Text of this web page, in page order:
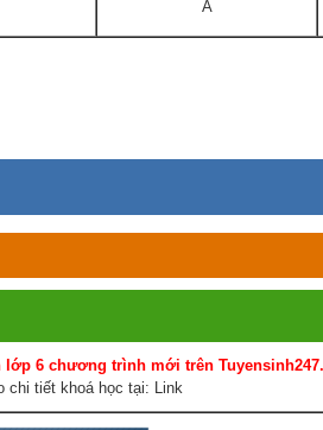
A
lớp 6 chương trình mới trên
chi tiết khoá học tại: Link